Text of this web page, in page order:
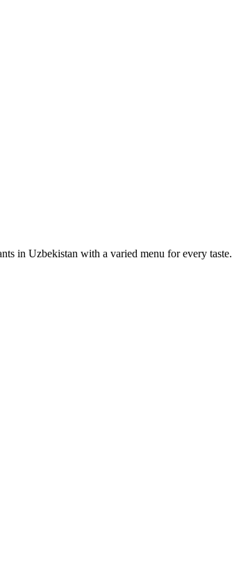
in Uzbekistan with a varied menu for every taste.